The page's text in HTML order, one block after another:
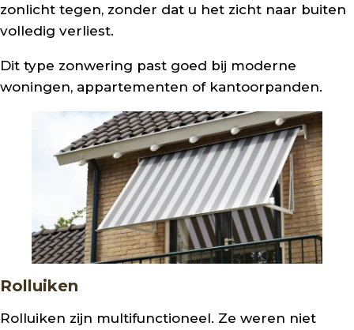
zonlicht tegen, zonder dat u het zicht naar buiten
volledig verliest.
Dit type zonwering past goed bij moderne
woningen, appartementen of kantoorpanden.
Rolluiken
Rolluiken zijn multifunctioneel. Ze weren niet